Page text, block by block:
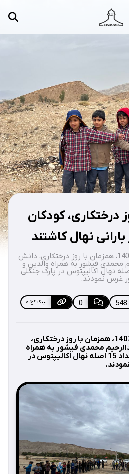
تصاویر
دسته‌بندی‌ها
درختکاری، کودکان
نهال کاشتند
چهارشنبه 15 اسفندماه 1403، همزمان با روز درختکاری، دانش
محمدی فیشور به همراه والدین و
خود، تعداد 15 اصله نهال اکالیپتوس در پارک جنگلی
غرس نمودند.
548
0 لینک کوتاه
چهارشنبه 15 اسفندماه 1403، همزمان با روز درختکاری،
محمدی فیشور به همراه
والدین و معلمین خود، تعداد 15 اصله نهال اکالیپتوس در